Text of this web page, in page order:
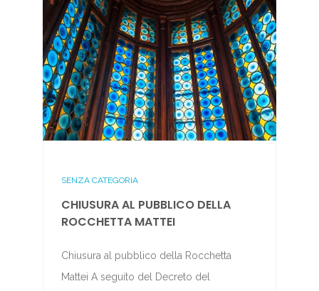
SENZA CATEGORIA
CHIUSURA AL PUBBLICO DELLA
ROCCHETTA MATTEI
Chiusura al pubblico della Rocchetta
Mattei A seguito del Decreto del